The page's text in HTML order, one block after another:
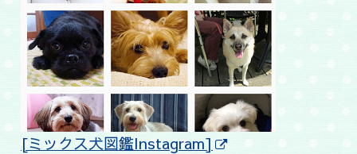
[ミックス犬図鑑Instagram]